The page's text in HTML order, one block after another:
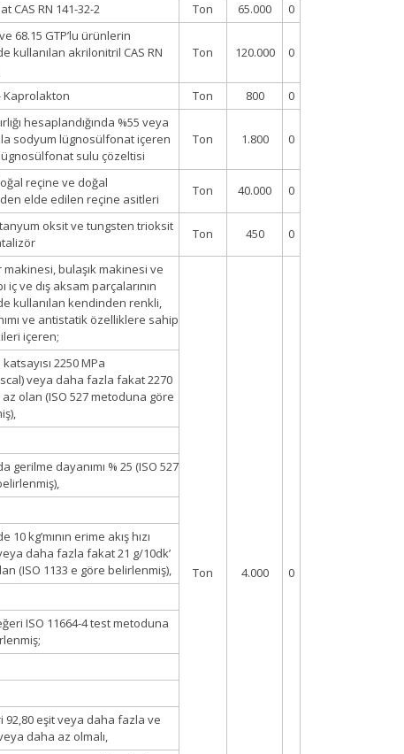
CAS RN 141-32-2 Ton 65.000 0
68.15 GTP’lu ürünlerin
kullanılan akrilonitril CAS RN
Ton 120.000 0
Kaprolakton Ton 800 0
hesaplandığında %55 veya
sodyum lügnosülfonat içeren
sulu çözeltisi
Ton 1.800 0
reçine ve doğal
elde edilen reçine asitleri
Ton 40.000 0
oksit ve tungsten trioksit
Ton 450 0
makinesi, bulaşık makinesi ve
iç ve dış aksam parçalarının
kullanılan kendinden renkli,
ve antistatik özelliklere sahip
içeren;
Ton 4.000 0
2250 MPa
veya daha fazla fakat 2270
olan (ISO 527 metoduna göre
gerilme dayanımı % 25 (ISO 527
10 kg’mının erime akış hızı
daha fazla fakat 21 g/10dk’
(ISO 1133 e göre belirlenmiş),
ISO 11664-4 test metoduna
92,80 eşit veya daha fazla ve
daha az olmalı,